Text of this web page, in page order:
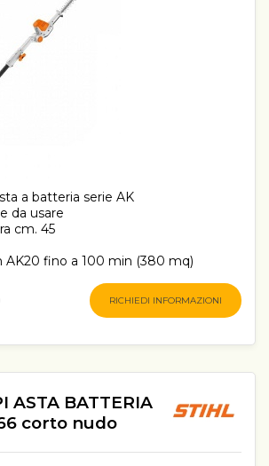
a batteria serie AK
da usare
cm. 45
AK20 fino a 100 min (380 mq)
RICHIEDI INFORMAZIONI
ASTA BATTERIA
corto nudo